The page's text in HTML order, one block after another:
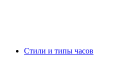
Стили и типы часов